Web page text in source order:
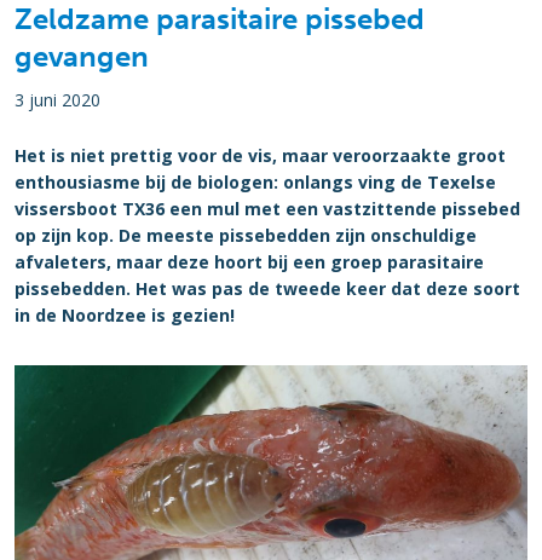
Zeldzame parasitaire pissebed
gevangen
3 juni 2020
Het is niet prettig voor de vis, maar veroorzaakte groot
enthousiasme bij de biologen: onlangs ving de Texelse
vissersboot TX36 een mul met een vastzittende pissebed
op zijn kop. De meeste pissebedden zijn onschuldige
afvaleters, maar deze hoort bij een groep parasitaire
pissebedden. Het was pas de tweede keer dat deze soort
in de Noordzee is gezien!